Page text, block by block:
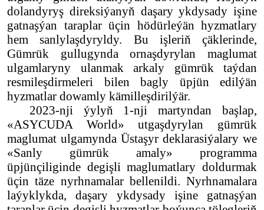
dolandyryş direksiýanyň daşary ykdysady işine
gatnaşýan taraplar üçin hödürleýän hyzmatlary
hem sanlylaşdyryldy. Bu işleriň çäklerinde,
Gümrük gullugynda ornaşdyrylan maglumat
ulgamlaryny ulanmak arkaly gümrük taýdan
resmileşdirmeleri bilen bagly üpjün edilýän
hyzmatlar dowamly kämilleşdirilýär.
2023-nji ýylyň 1-nji martyndan başlap,
«ASYСUDA World» utgaşdyrylan gümrük
maglumat ulgamynda Üstaşyr deklarasiýalary we
«Sanly gümrük amaly» programma
üpjünçiliginde degişli maglumatlary doldurmak
üçin täze nyrhnamalar bellenildi. Nyrhnamalara
laýyklykda, daşary ykdysady işine gatnaşýan